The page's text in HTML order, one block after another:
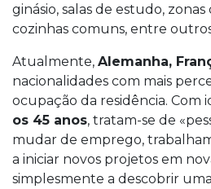
ginásio, salas de estudo,
cozinhas comuns, entre
Atualmente, Alemanha,
nacionalidades com mais
ocupação da residência. Com
os 45 anos, tratam-se de
mudar de emprego,
a iniciar novos projetos em
simplesmente a descobrir